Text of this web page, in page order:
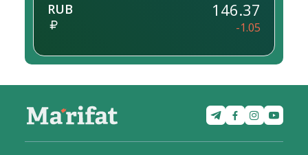
RUB 146.37
-1.05